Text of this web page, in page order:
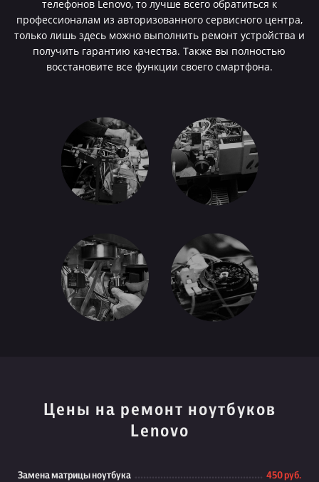
телефонов Lenovo, то лучше всего обратиться к
профессионалам из авторизованного сервисного центра,
только лишь здесь можно выполнить ремонт устройства и
получить гарантию качества. Также вы полностью
восстановите все функции своего смартфона.
Цены на ремонт ноутбуков
Lenovo
Замена матрицы ноутбука 450 руб.